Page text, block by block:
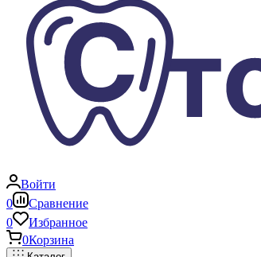
Войти
0
Сравнение
0
Избранное
0Корзина